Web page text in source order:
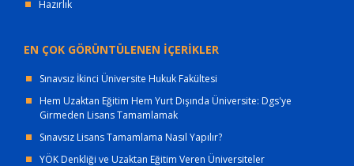
Hazırlık
EN ÇOK GÖRÜNTÜLENEN İÇERİKLER
Sınavsız İkinci Üniversite Hukuk Fakültesi
Hem Uzaktan Eğitim Hem Yurt Dışında Üniversite: Dgs'ye
Girmeden Lisans Tamamlamak
Sınavsız Lisans Tamamlama Nasıl Yapılır?
YÖK Denkliği ve Uzaktan Eğitim Veren Üniversiteler